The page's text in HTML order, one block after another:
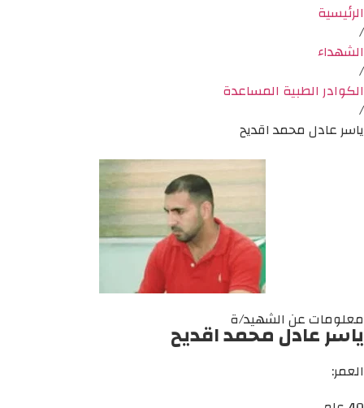
الرئيسية
/
الشهداء
/
الكوادر الطبية المساعدة
/
ياسر عادل محمد اقديح
معلومات عن الشهيد/ة
ياسر عادل محمد اقديح
العمر: